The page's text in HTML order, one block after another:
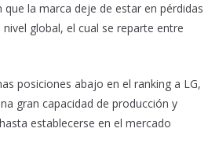
la marca deje de estar en pérdidas
global, el cual se reparte entre
posiciones abajo en el ranking a LG,
gran capacidad de producción y
establecerse en el mercado